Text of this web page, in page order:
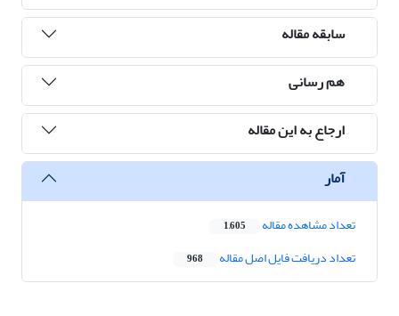
سابقه مقاله
هم رسانی
ارجاع به این مقاله
آمار
تعداد مشاهده مقاله 1,605
تعداد دریافت فایل اصل مقاله 968